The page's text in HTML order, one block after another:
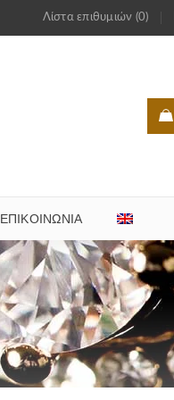
Λίστα επιθυμιών (0)
ΕΠΙΚΟΙΝΩΝΊΑ